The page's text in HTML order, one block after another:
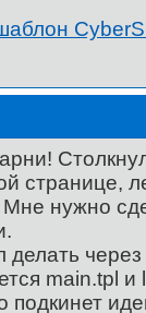
странице,
нужно
делать
main.tpl и
подкинет